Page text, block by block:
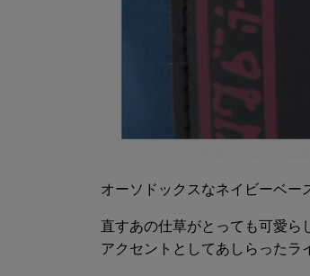
オーソドックスなネイビーベー
直すあの仕草がとっても可愛ら
アクセントとしてあしらったラ